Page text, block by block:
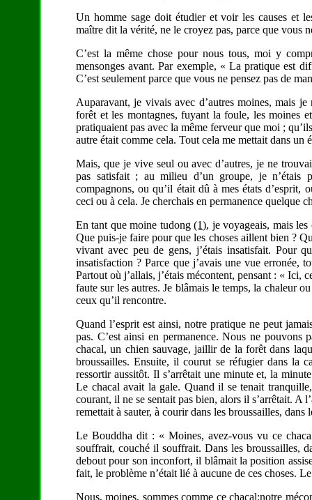
Un homme sage doit étudier et voir les causes et
maître dit la vérité, ne le croyez pas, parce que vous
C’est la même chose pour nous tous, moi y
mensonges avant. Par exemple, « La pratique est
C’est seulement parce que vous ne pensez pas de
Auparavant, je vivais avec d’autres moines, mais
forêt et les montagnes, fuyant la foule, les moines
pratiquaient pas avec la même ferveur que moi ;
autre était comme cela. Tout cela me mettait dans un
Mais, que je vive seul ou avec d’autres, je ne
pas satisfait ; au milieu d’un groupe, je n’étais
compagnons, ou qu’il était dû à mes états
ceci ou à cela. Je cherchais en permanence quelque
En tant que moine tudong(1), je voyageais, mais
Que puis-je faire pour que les choses aillent bien ?
vivant avec peu de gens, j’étais insatisfait. Pour
insatisfaction ? Parce que j’avais une vue erronée,
Partout où j’allais, j’étais mécontent, pensant : « Ici,
faute sur les autres. Je blâmais le temps, la chaleur
ceux qu’il rencontre.
Quand l’esprit est ainsi, notre pratique ne peut
pas. C’est ainsi en permanence. Nous ne
chacal, un chien sauvage, jaillir de la forêt dans
broussailles. Ensuite, il courut se réfugier dans la
ressortir aussitôt. Il s’arrêtait une minute et, la
Le chacal avait la gale. Quand il se tenait
courant, il ne se sentait pas bien, alors il s’arrêtait. A
remettait à sauter, à courir dans les broussailles,
Le Bouddha dit : « Moines, avez-vous vu ce
souffrait, couché il souffrait. Dans les broussailles,
debout pour son inconfort, il blâmait la position
fait, le problème n’était lié à aucune de ces choses.
Nous, moines, sommes comme ce chacal:notre